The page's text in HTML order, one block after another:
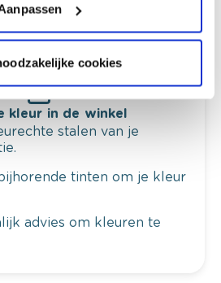
cookies
kleur in de winkel
stalen van je
tinten om je kleur
advies om kleuren te